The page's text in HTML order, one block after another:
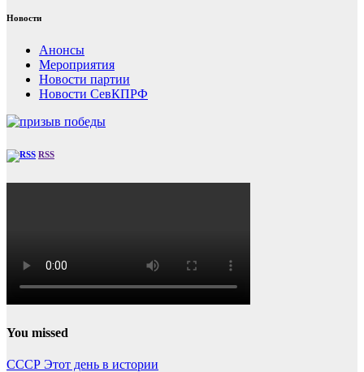
Новости
Анонсы
Мероприятия
Новости партии
Новости СевКПРФ
RSS
You missed
СССР Этот день в истории